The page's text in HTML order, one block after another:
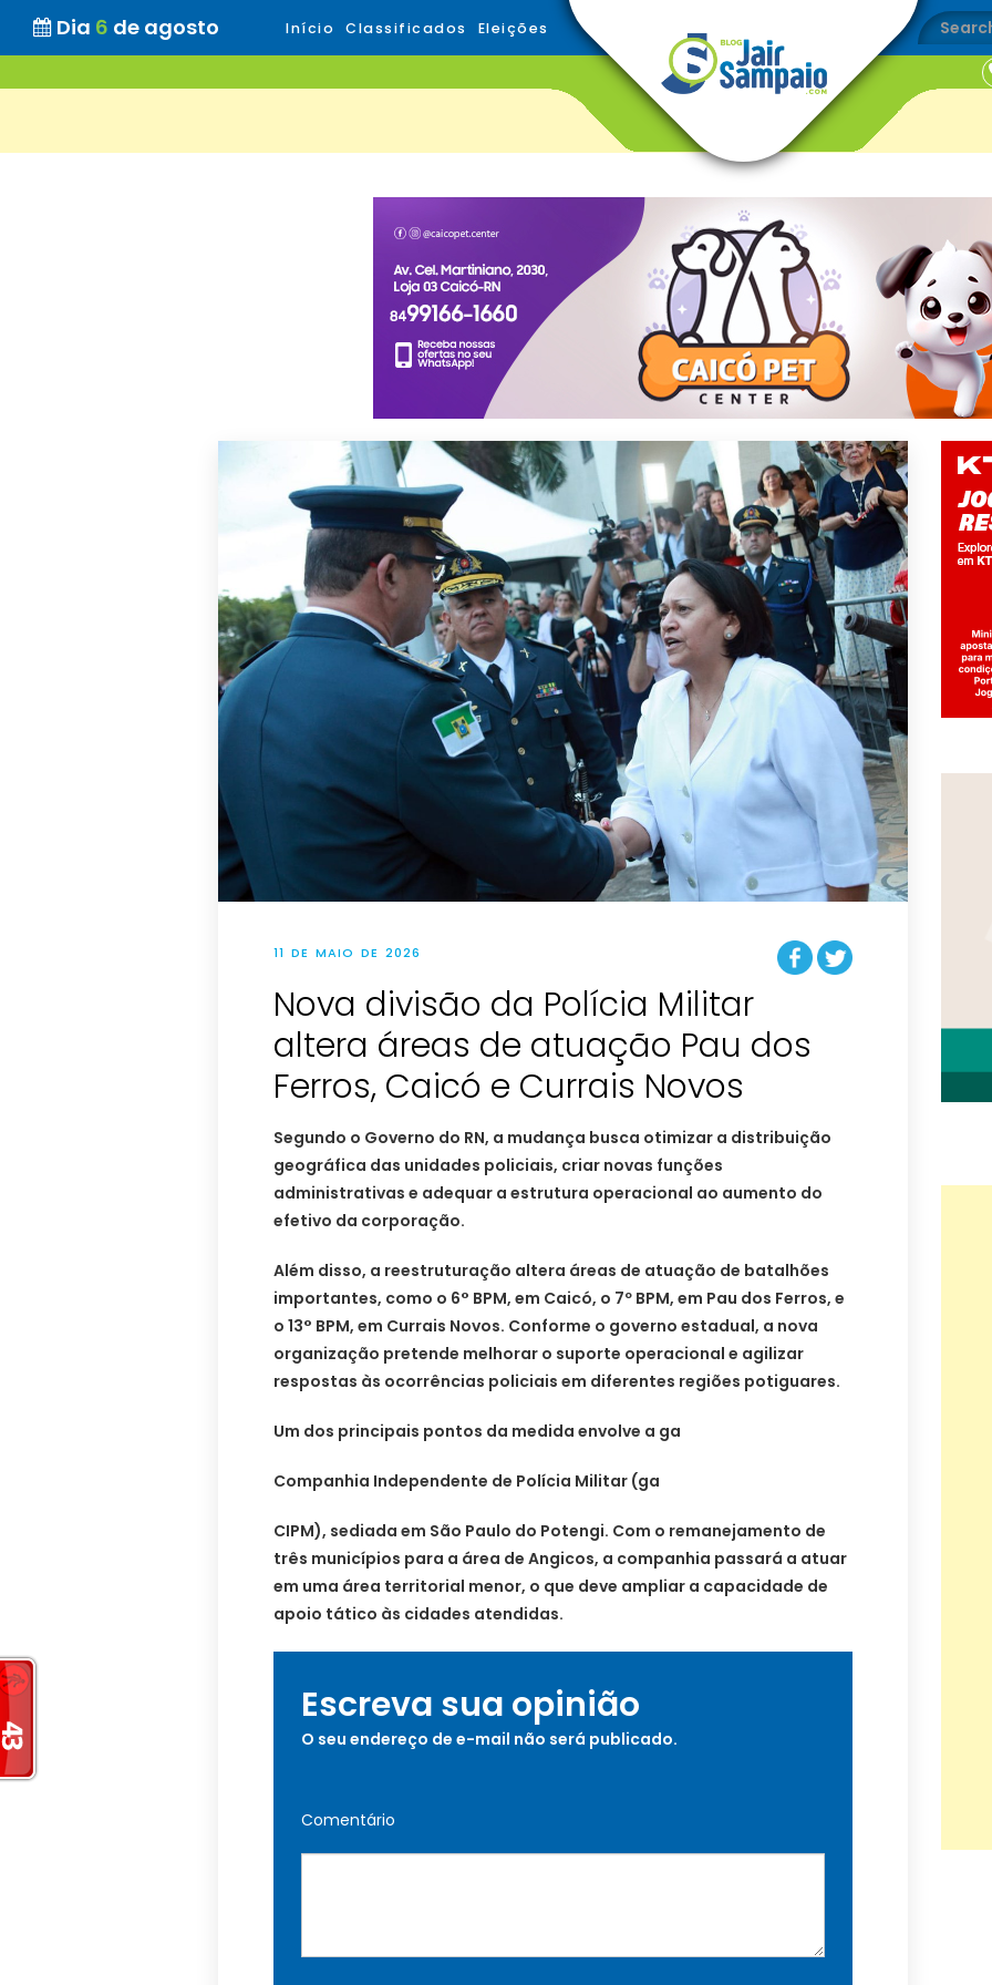
Dia 6 de agosto Início Classificados Eleições
11 DE MAIO DE 2026
Nova divisão da Polícia Militar
altera áreas de atuação Pau dos
Ferros, Caicó e Currais Novos
Segundo o Governo do RN, a mudança busca otimizar a distribuição
geográfica das unidades policiais, criar novas funções
administrativas e adequar a estrutura operacional ao aumento do
efetivo da corporação.
Além disso, a reestruturação altera áreas de atuação de batalhões
importantes, como o 6° BPM, em Caicó, o 7º BPM, em Pau dos Ferros, e
o 13° BPM, em Currais Novos. Conforme o governo estadual, a nova
organização pretende melhorar o suporte operacional e agilizar
respostas às ocorrências policiais em diferentes regiões potiguares.
Um dos principais pontos da medida envolve a ga
Companhia Independente de Polícia Militar (ga
CIPM), sediada em São Paulo do Potengi. Com o remanejamento de
três municípios para a área de Angicos, a companhia passará a atuar
em uma área territorial menor, o que deve ampliar a capacidade de
apoio tático às cidades atendidas.
Escreva sua opinião
O seu endereço de e-mail não será publicado.
Comentário